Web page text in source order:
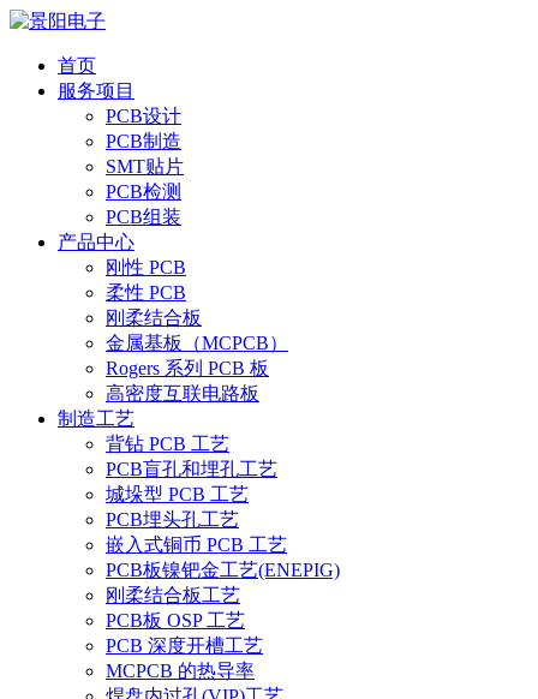
首页
服务项目
PCB设计
PCB制造
SMT贴片
PCB检测
PCB组装
产品中心
刚性 PCB
柔性 PCB
刚柔结合板
金属基板（MCPCB）
Rogers 系列 PCB 板
高密度互联电路板
制造工艺
背钻 PCB 工艺
PCB盲孔和埋孔工艺
城垛型 PCB 工艺
PCB埋头孔工艺
嵌入式铜币 PCB 工艺
PCB板镍钯金工艺(ENEPIG)
刚柔结合板工艺
PCB板 OSP 工艺
PCB 深度开槽工艺
MCPCB 的热导率